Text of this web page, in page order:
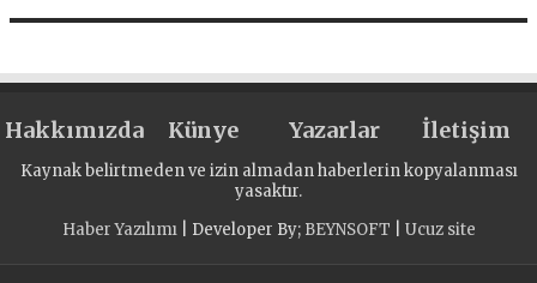
Hakkımızda Künye Yazarlar İletişim
Kaynak belirtmeden ve izin almadan haberlerin kopyalanması
yasaktır.
Haber Yazılımı| Developer By; BEYNSOFT Ucuz site